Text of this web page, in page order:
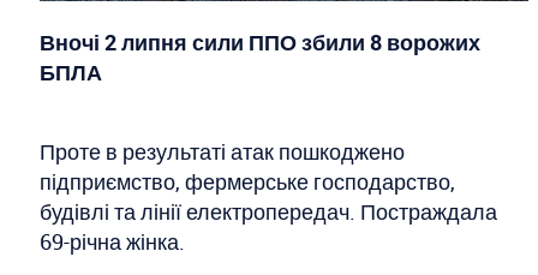
Вночі 2 липня сили ППО збили 8 ворожих
БПЛА
Проте в результаті атак пошкоджено
підприємство, фермерське господарство,
будівлі та лінії електропередач. Постраждала
69-річна жінка.